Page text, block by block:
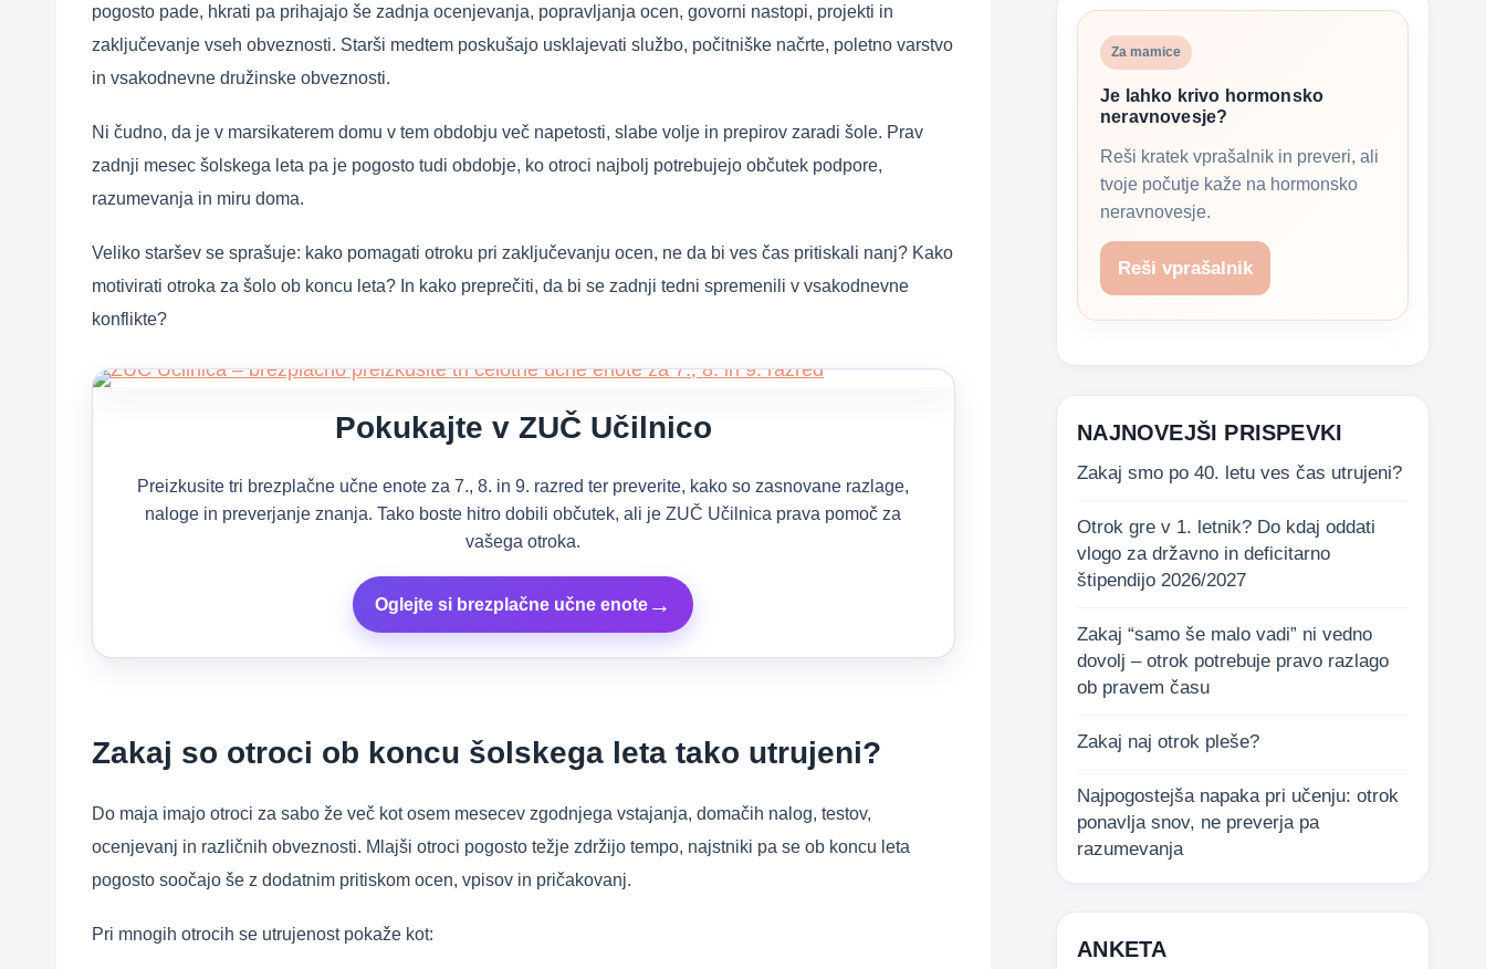
pogosto pade, hkrati pa prihajajo še zadnja ocenjevanja, popravljanja ocen, govorni nastopi, projekti in
zaključevanje vseh obveznosti. Starši medtem poskušajo usklajevati službo, počitniške načrte, poletno varstvo
in vsakodnevne družinske obveznosti.
Ni čudno, da je v marsikaterem domu v tem obdobju več napetosti, slabe volje in prepirov zaradi šole. Prav
zadnji mesec šolskega leta pa je pogosto tudi obdobje, ko otroci najbolj potrebujejo občutek podpore,
razumevanja in miru doma.
Veliko staršev se sprašuje: kako pomagati otroku pri zaključevanju ocen, ne da bi ves čas pritiskali nanj? Kako
motivirati otroka za šolo ob koncu leta? In kako preprečiti, da bi se zadnji tedni spremenili v vsakodnevne
konflikte?
Pokukajte v ZUČ Učilnico
Preizkusite tri brezplačne učne enote za 7., 8. in 9. razred ter preverite, kako so zasnovane razlage,
naloge in preverjanje znanja. Tako boste hitro dobili občutek, ali je ZUČ Učilnica prava pomoč za
vašega otroka.
Oglejte si brezplačne učne enote →
Zakaj so otroci ob koncu šolskega leta tako utrujeni?
Do maja imajo otroci za sabo že več kot osem mesecev zgodnjega vstajanja, domačih nalog, testov,
ocenjevanj in različnih obveznosti. Mlajši otroci pogosto težje zdržijo tempo, najstniki pa se ob koncu leta
pogosto soočajo še z dodatnim pritiskom ocen, vpisov in pričakovanj.
Pri mnogih otrocih se utrujenost pokaže kot:
Za mamice
Je lahko krivo hormonsko
neravnovesje?
Reši kratek vprašalnik in preveri, ali
tvoje počutje kaže na hormonsko
neravnovesje.
Reši vprašalnik
NAJNOVEJŠI PRISPEVKI
Zakaj smo po 40. letu ves čas utrujeni?
Otrok gre v 1. letnik? Do kdaj oddati
vlogo za državno in deficitarno
štipendijo 2026/2027
Zakaj “samo še malo vadi” ni vedno
dovolj – otrok potrebuje pravo razlago
ob pravem času
Zakaj naj otrok pleše?
Najpogostejša napaka pri učenju: otrok
ponavlja snov, ne preverja pa
razumevanja
ANKETA